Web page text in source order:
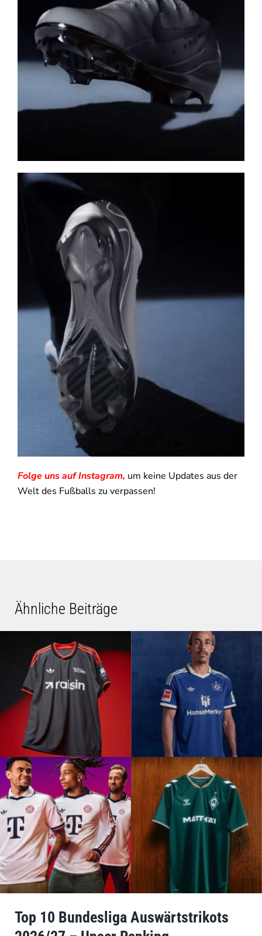
Folge uns auf Instagram, um keine Updates aus der
Welt des Fußballs zu verpassen!
Ähnliche Beiträge
Top 10 Bundesliga Auswärtstrikots